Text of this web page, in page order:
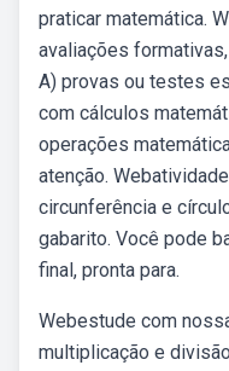
praticar matemática.
avaliações
A) provas ou testes
com cálculos
operações
atenção.
circunferência e
gabarito. Você pode
final, pronta para.
Webestude com
multiplicação e